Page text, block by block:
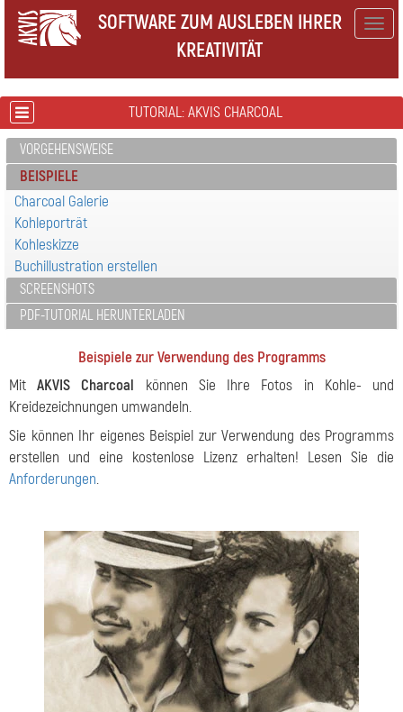
SOFTWARE ZUM AUSLEBEN IHRER
KREATIVITÄT
TUTORIAL: AKVIS CHARCOAL
VORGEHENSWEISE
BEISPIELE
Charcoal Galerie
Kohleporträt
Kohleskizze
Buchillustration erstellen
SCREENSHOTS
PDF-TUTORIAL HERUNTERLADEN
Beispiele zur Verwendung des Programms
MitAKVIS Charcoal können Sie Ihre Fotos in Kohle- und
Kreidezeichnungen umwandeln.
Sie können Ihr eigenes Beispiel zur Verwendung des Programms
erstellen und eine kostenlose Lizenz erhalten! Lesen Sie die
Anforderungen.